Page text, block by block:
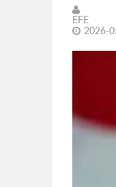
EFE
2026-